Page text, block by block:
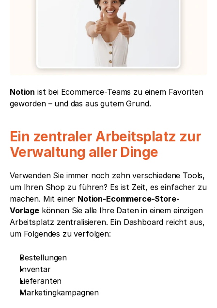
Notion ist bei Ecommerce-Teams zu einem Favoriten
geworden – und das aus gutem Grund.
Ein zentraler Arbeitsplatz zur
Verwaltung aller Dinge
Verwenden Sie immer noch zehn verschiedene Tools,
um Ihren Shop zu führen? Es ist Zeit, es einfacher zu
machen. Mit einer Notion-Ecommerce-Store-
Vorlage können Sie alle Ihre Daten in einem einzigen
Arbeitsplatz zentralisieren. Ein Dashboard reicht aus,
um Folgendes zu verfolgen:
Bestellungen
Inventar
Lieferanten
Marketingkampagnen